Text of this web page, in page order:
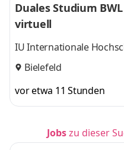
Duales Studium
virtuell
IU Internationale
Bielefeld
vor etwa 11 Stunden
Jobszu dieser